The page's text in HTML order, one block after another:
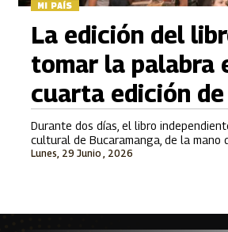
MI PAÍS
Durante dos días, el libro
cultural de Bucaramanga, de la mano
Lunes, 29 Junio , 2026
La edición del
tomar la palabra
cuarta edición